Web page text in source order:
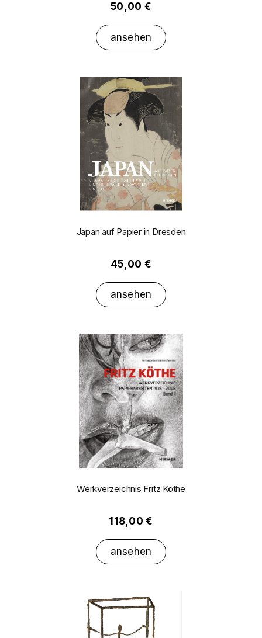
50,00 €
ansehen
Japan auf Papier in Dresden
45,00 €
ansehen
Werkverzeichnis Fritz Köthe
118,00 €
ansehen